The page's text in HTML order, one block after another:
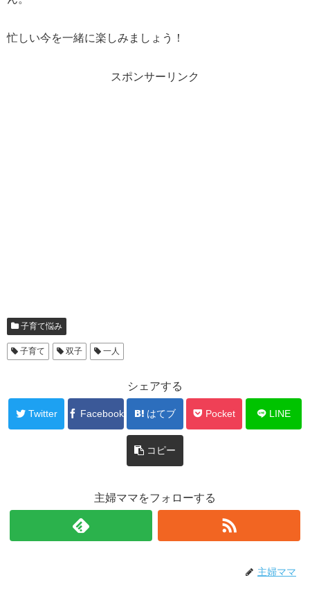
忙しい今を一緒に楽しみましょう！
スポンサーリンク
子育て悩み
子育て 双子 一人
シェアする
Twitter Facebook はてブ Pocket LINE
コピー
主婦ママをフォローする
主婦ママ